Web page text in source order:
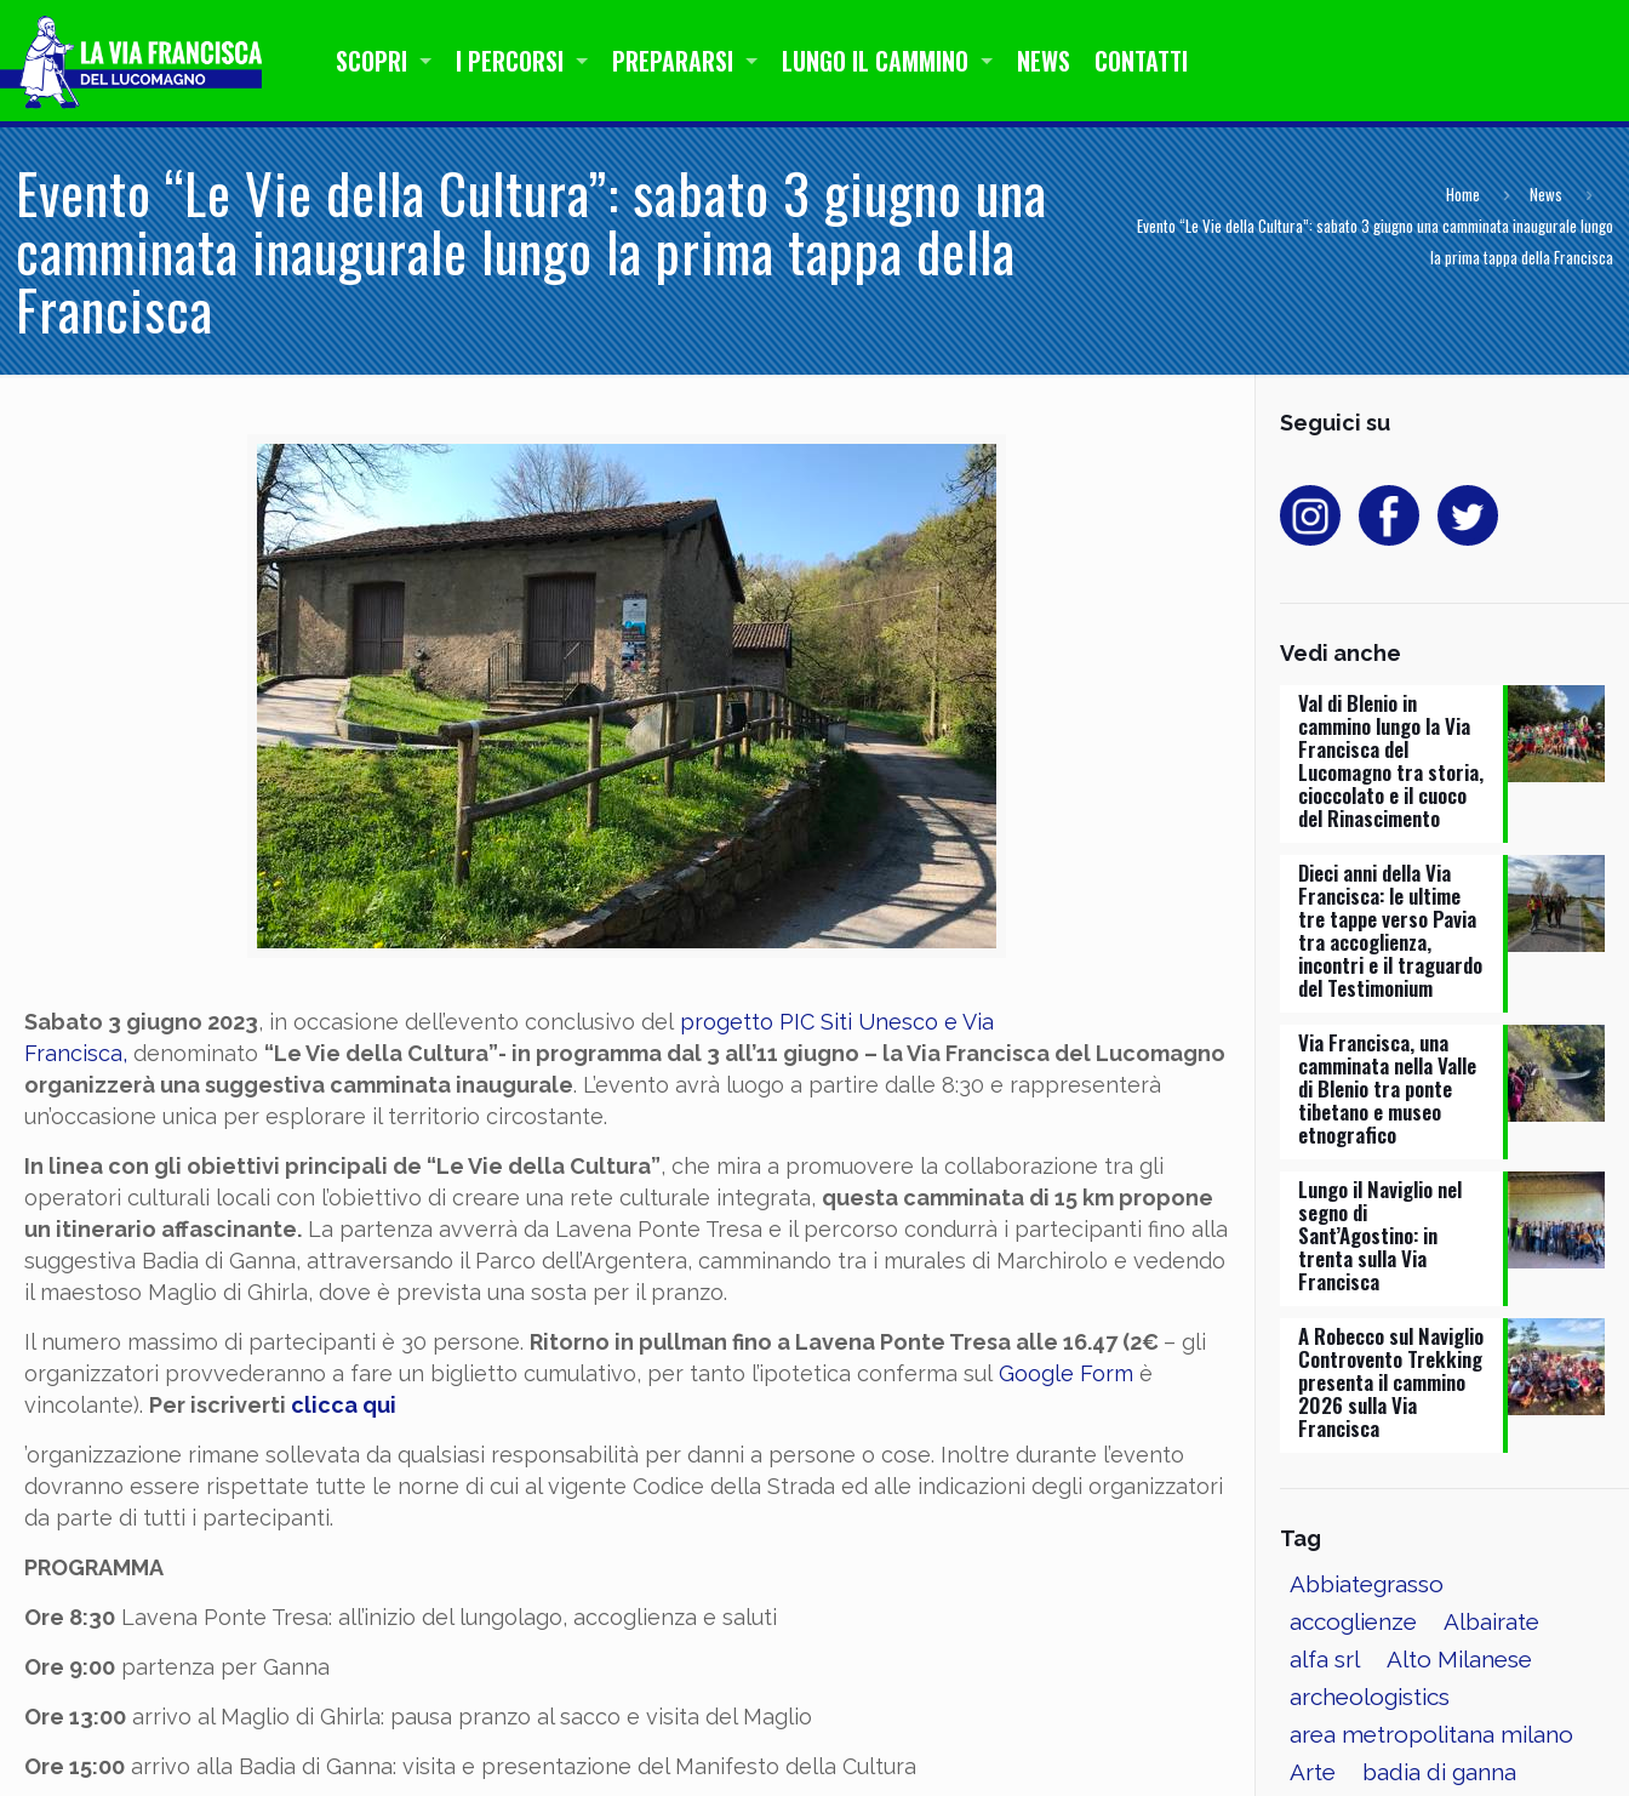
SCOPRI I PERCORSI PREPARARSI LUNGO IL CAMMINO NEWS CONTATTI
Evento “Le Vie della Cultura”: sabato 3 giugno una
camminata inaugurale lungo la prima tappa della
Francisca
Home
News
Evento “Le Vie della Cultura”: sabato 3 giugno una camminata inaugurale lungo
la prima tappa della Francisca
Sabato 3 giugno 2023, in occasione dell’evento conclusivo del progetto PIC Siti Unesco e Via
Francisca, denominato “Le Vie della Cultura”- in programma dal 3 all’11 giugno – la Via Francisca del Lucomagno
organizzerà una suggestiva camminata inaugurale. L’evento avrà luogo a partire dalle 8:30 e rappresenterà
un’occasione unica per esplorare il territorio circostante.
In linea con gli obiettivi principali de “Le Vie della Cultura”, che mira a promuovere la collaborazione tra gli
operatori culturali locali con l’obiettivo di creare una rete culturale integrata, questa camminata di 15 km propone
un itinerario affascinante. La partenza avverrà da Lavena Ponte Tresa e il percorso condurrà i partecipanti fino alla
suggestiva Badia di Ganna, attraversando il Parco dell’Argentera, camminando tra i murales di Marchirolo e vedendo
il maestoso Maglio di Ghirla, dove è prevista una sosta per il pranzo.
Il numero massimo di partecipanti è 30 persone. Ritorno in pullman fino a Lavena Ponte Tresa alle 16.47 (2€ – gli
organizzatori provvederanno a fare un biglietto cumulativo, per tanto l’ipotetica conferma sulGoogle Form è
vincolante). Per iscriverti clicca qui
’organizzazione rimane sollevata da qualsiasi responsabilità per danni a persone o cose. Inoltre durante l’evento
dovranno essere rispettate tutte le norne di cui al vigente Codice della Strada ed alle indicazioni degli organizzatori
da parte di tutti i partecipanti.
PROGRAMMA
Ore 8:30 Lavena Ponte Tresa: all’inizio del lungolago, accoglienza e saluti
Ore 9:00 partenza per Ganna
Ore 13:00 arrivo al Maglio di Ghirla: pausa pranzo al sacco e visita del Maglio
Ore 15:00 arrivo alla Badia di Ganna: visita e presentazione del Manifesto della Cultura
Seguici su
Vedi anche
Val di Blenio in
cammino lungo la Via
Francisca del
Lucomagno tra storia,
cioccolato e il cuoco
del Rinascimento
Dieci anni della Via
Francisca: le ultime
tre tappe verso Pavia
tra accoglienza,
incontri e il traguardo
del Testimonium
Via Francisca, una
camminata nella Valle
di Blenio tra ponte
tibetano e museo
etnografico
Lungo il Naviglio nel
segno di
Sant’Agostino: in
trenta sulla Via
Francisca
A Robecco sul Naviglio
Controvento Trekking
presenta il cammino
2026 sulla Via
Francisca
Tag
Abbiategrasso
accoglienze
Albairate
alfa srl
Alto Milanese
archeologistics
area metropolitana milano
Arte
badia di ganna